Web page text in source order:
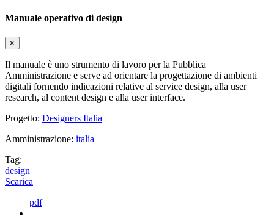
Manuale operativo di design
×
Il manuale è uno strumento di lavoro per la Pubblica
Amministrazione e serve ad orientare la progettazione di ambienti
digitali fornendo indicazioni relative al service design, alla user
research, al content design e alla user interface.
Progetto: Designers Italia
Amministrazione: italia
Tag:
design
Scarica
pdf